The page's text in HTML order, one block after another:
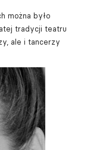
można było
tradycji teatru
ale i tancerzy